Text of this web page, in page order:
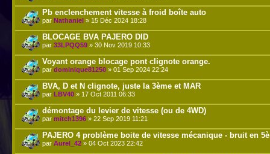
Pb enclenchement vitesse à froid boîte auto
par Nathaniel » 15 Déc 2024 18:28
BLOCAGE BVA PAJERO DID
par 33LPQQ59 » 30 Nov 2019 10:33
Voyant orange blocage pont clignote orange.
par dominique81250 » 01 Sep 2024 22:24
BVA, D et N clignote, juste la 3ème et MAR
par LBV40 » 17 Oct 2011 06:33
démontage du levier de vitesse (ou de 4WD)
par mitch1396 » 22 Sep 2019 11:21
PAJERO 4 problème boite de vitesse mécanique - bruit en
par Aurel_42 » 04 Oct 2023 22:42